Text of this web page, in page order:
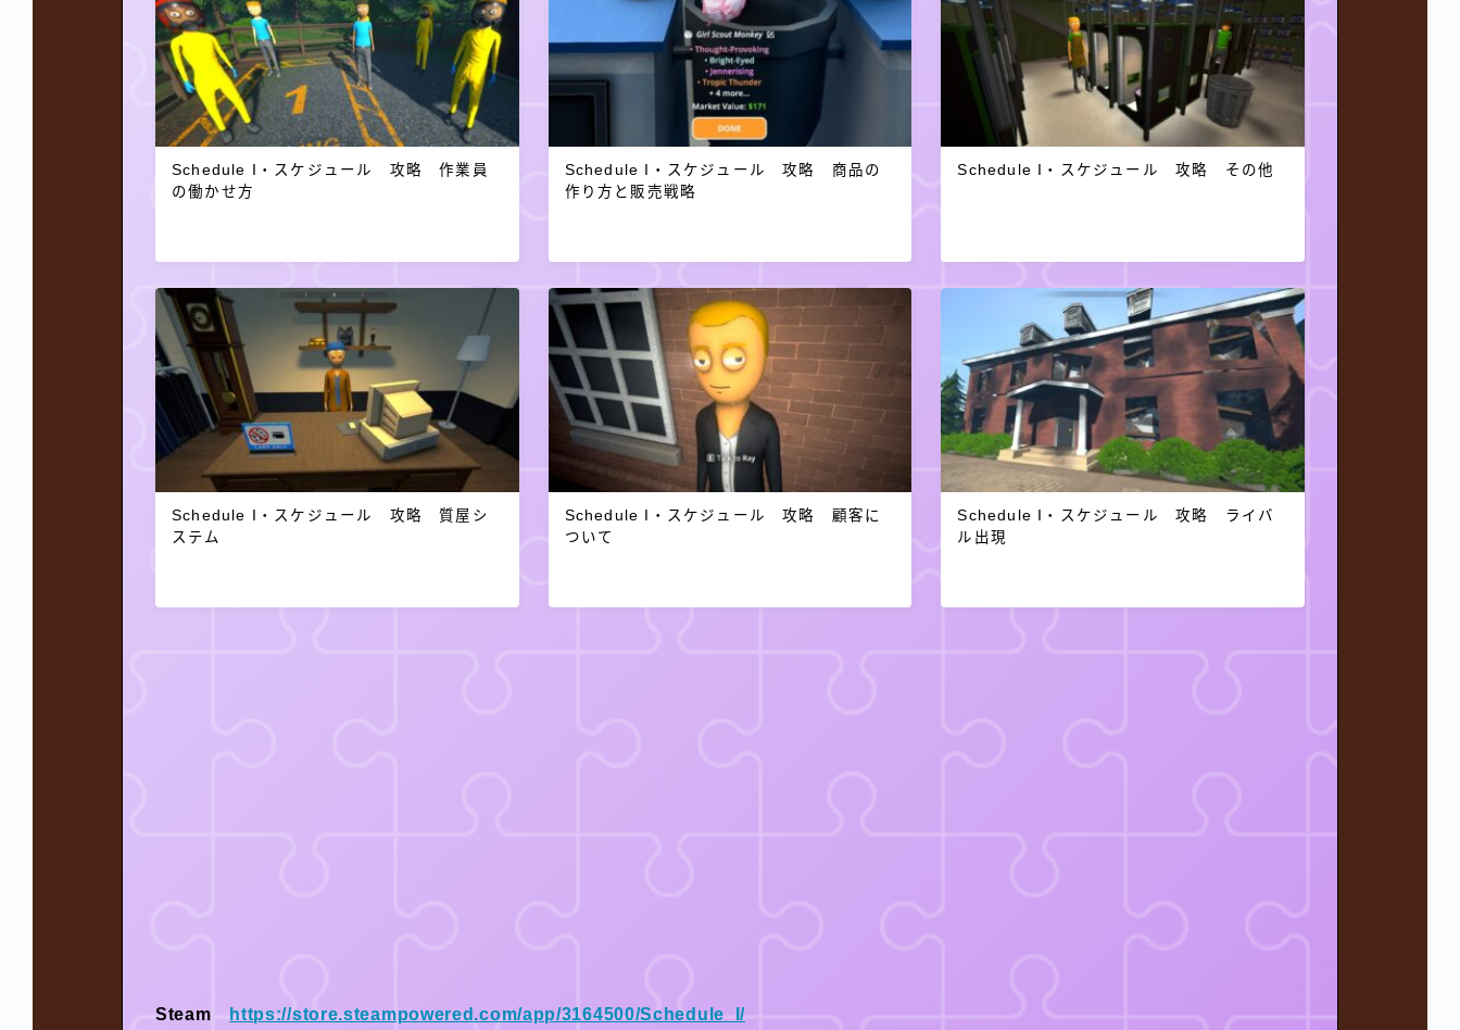
Schedule I・スケジュール 攻略 作業員
の働かせ方
Schedule I・スケジュール 攻略 商品の
作り方と販売戦略
Schedule I・スケジュール 攻略 その他
Schedule I・スケジュール 攻略 質屋シ
ステム
Schedule I・スケジュール 攻略 顧客に
ついて
Schedule I・スケジュール 攻略 ライバ
ル出現
Steam https://store.steampowered.com/app/3164500/Schedule_I/